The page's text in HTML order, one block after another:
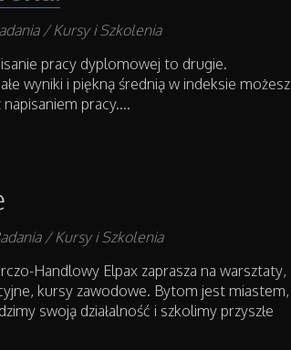
/ Kursy i Szkolenia
pracy dyplomowej to drugie.
wyniki i piękną średnią w indeksie możesz
pracy....
/ Kursy i Szkolenia
Handlowy Elpax zaprasza na warsztaty,
kursy zawodowe. Bytom jest miastem,
swoją działalność i szkolimy przyszłe